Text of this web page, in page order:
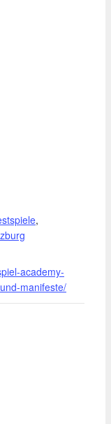
,
academy-
manifeste/